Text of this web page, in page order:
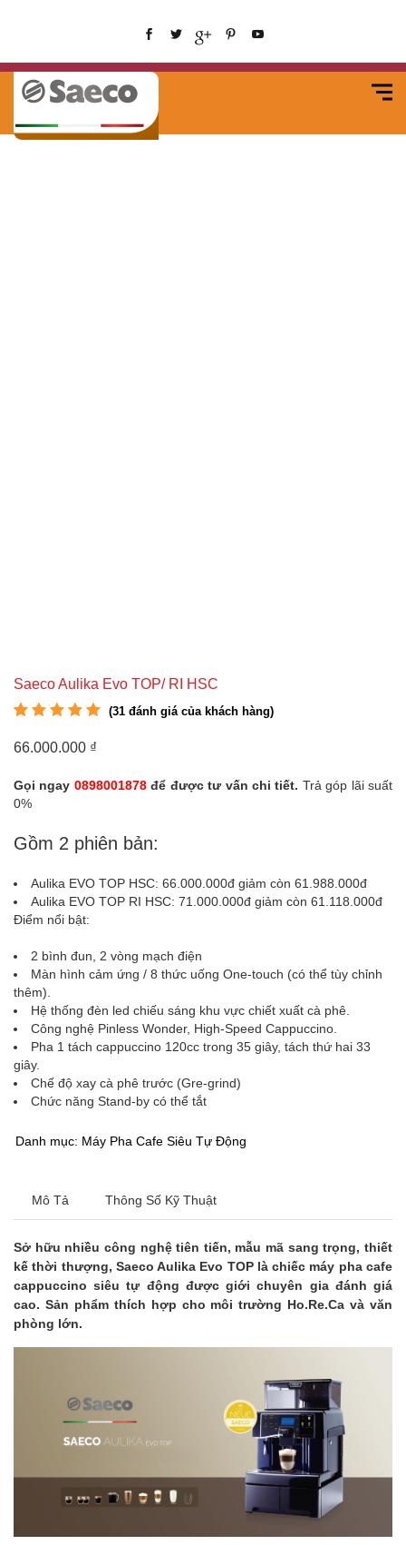
Saeco Aulika Evo TOP/ RI HSC
trênđánh giá
(31 đánh giá của khách hàng)
66.000.000 ₫
Gọi ngay 0898001878để được tư vấn chi tiết. Trả góp lãi suất
0%
Gồm 2 phiên bản:
Aulika EVO TOP HSC: 66.000.000đ giảm còn 61.988.000đ
Aulika EVO TOP RI HSC: 71.000.000đ giảm còn 61.118.000đ
Điểm nổi bật:
2 bình đun, 2 vòng mạch điện
Màn hình cảm ứng / 8 thức uống One-touch (có thể tùy chỉnh
thêm).
Hệ thống đèn led chiếu sáng khu vực chiết xuất cà phê.
Công nghệ Pinless Wonder, High-Speed Cappuccino.
Pha 1 tách cappuccino 120cc trong 35 giây, tách thứ hai 33
giây.
Chế độ xay cà phê trước (Gre-grind)
Chức năng Stand-by có thể tắt
Danh mục: Máy Pha Cafe Siêu Tự Động
Mô Tả Thông Số Kỹ Thuật
Sở hữu nhiều công nghệ tiên tiến, mẫu mã sang trọng, thiết
kế thời thượng, Saeco Aulika Evo TOP là chiếc máy pha cafe
cappuccino siêu tự động được giới chuyên gia đánh giá
cao. Sản phẩm thích hợp cho môi trường Ho.Re.Ca và văn
phòng lớn.